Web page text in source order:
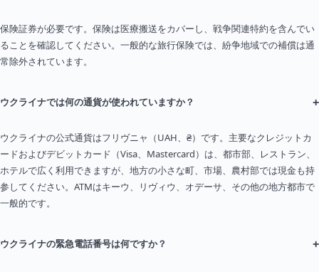
保険証券が必要です。保険は医療搬送をカバーし、戦争関連特約を含んでい
ることを確認してください。一般的な旅行保険では、紛争地域での補償は通
常除外されています。
ウクライナでは何の通貨が使われていますか？ +
ウクライナの公式通貨はフリヴニャ（UAH、₴）です。主要なクレジットカ
ードおよびデビットカード（Visa、Mastercard）は、都市部、レストラン、
ホテルで広く利用できますが、地方の小さな町、市場、農村部では現金も持
参してください。ATMはキーウ、リヴィウ、オデーサ、その他の地方都市で
一般的です。
ウクライナの緊急電話番号は何ですか？ +